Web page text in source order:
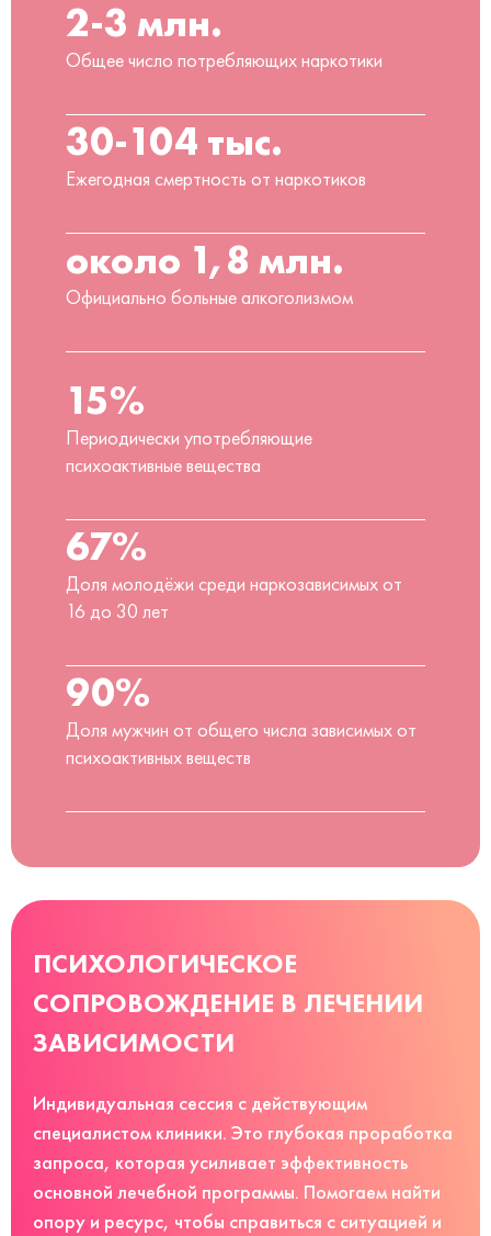
2-3 млн.
Общее число потребляющих наркотики
30-104 тыс.
Ежегодная смертность от наркотиков
около 1,8 млн.
Официально больные алкоголизмом
15%
Периодически употребляющие
психоактивные вещества
67%
Доля молодёжи среди наркозависимых от
16 до 30 лет
90%
Доля мужчин от общего числа зависимых от
психоактивных веществ
ПСИХОЛОГИЧЕСКОЕ
СОПРОВОЖДЕНИЕ В ЛЕЧЕНИИ
ЗАВИСИМОСТИ
Индивидуальная сессия с действующим
специалистом клиники. Это глубокая проработка
запроса, которая усиливает эффективность
основной лечебной программы. Помогаем найти
опору и ресурс, чтобы справиться с ситуацией и